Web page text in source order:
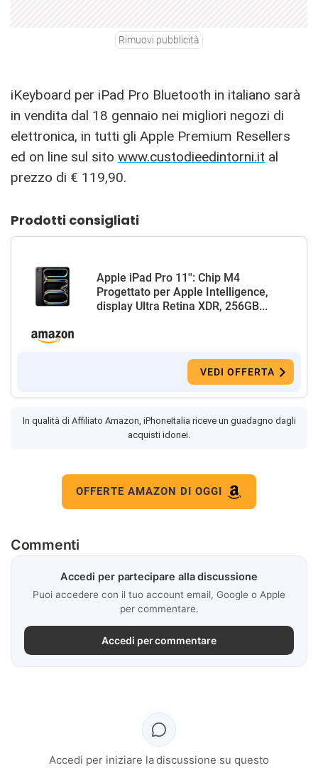
Rimuovi pubblicità
iKeyboard per iPad Pro Bluetooth in italiano sarà
in vendita dal 18 gennaio nei migliori negozi di
elettronica, in tutti gli Apple Premium Resellers
ed on line sul sito www.custodieedintorni.it al
prezzo di € 119,90.
Prodotti consigliati
Apple iPad Pro 11'': Chip M4
Progettato per Apple Intelligence,
display Ultra Retina XDR, 256GB...
VEDI OFFERTA
In qualità di Affiliato Amazon, iPhoneItalia riceve un guadagno dagli
acquisti idonei.
OFFERTE AMAZON DI OGGI
Commenti
Accedi per partecipare alla discussione
Puoi accedere con il tuo account email, Google o Apple
per commentare.
Accedi per commentare
Accedi per iniziare la discussione su questo